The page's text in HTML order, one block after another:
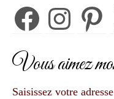
FacebookInstagramPinterest
Vous aimez
Saisissez votre